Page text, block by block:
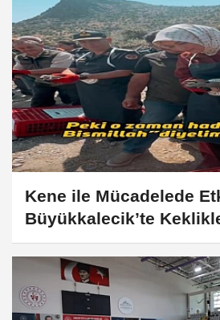
Kene ile Mücadelede
Büyükkalecik’te
Buluştu